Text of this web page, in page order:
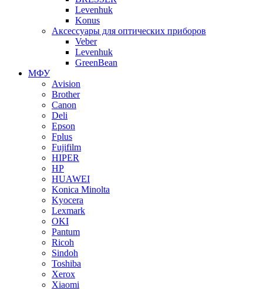
Levenhuk
Konus
Аксессуары для оптических приборов
Veber
Levenhuk
GreenBean
МФУ
Avision
Brother
Canon
Deli
Epson
Fplus
Fujifilm
HIPER
HP
HUAWEI
Konica Minolta
Kyocera
Lexmark
OKI
Pantum
Ricoh
Sindoh
Toshiba
Xerox
Xiaomi